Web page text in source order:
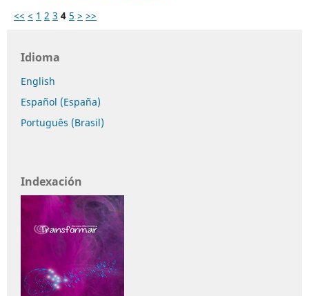
<< < 1 2 3 4 5 > >>
Idioma
English
Español (España)
Português (Brasil)
Indexación